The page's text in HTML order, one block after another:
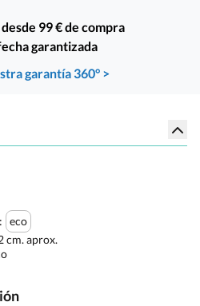
99 € de compra
garantizada
garantía 360° >
eco
cm. aprox.